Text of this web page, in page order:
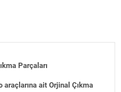
Parçaları
araçlarına ait Orjinal Çıkma